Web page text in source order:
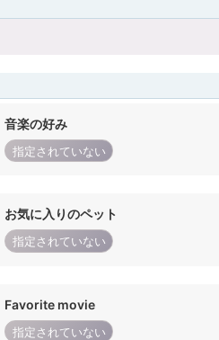
音楽の好み
指定されていない
お気に入りのペット
指定されていない
Favorite movie
指定されていない